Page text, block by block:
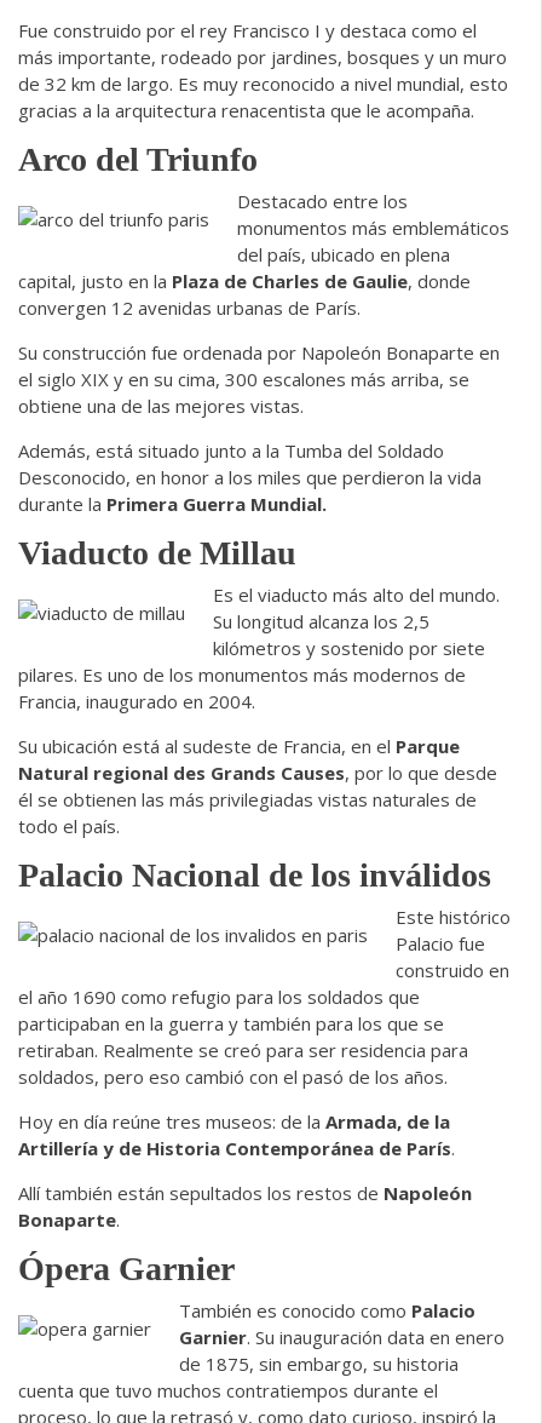
Fue construido por el rey Francisco I y destaca como el
más importante, rodeado por jardines, bosques y un muro
de 32 km de largo. Es muy reconocido a nivel mundial, esto
gracias a la arquitectura renacentista que le acompaña.
Arco del Triunfo
Destacado entre los
monumentos más emblemáticos
del país, ubicado en plena
capital, justo en la Plaza de Charles de Gaulie, donde
convergen 12 avenidas urbanas de París.
Su construcción fue ordenada por Napoleón Bonaparte en
el siglo XIX y en su cima, 300 escalones más arriba, se
obtiene una de las mejores vistas.
Además, está situado junto a la Tumba del Soldado
Desconocido, en honor a los miles que perdieron la vida
durante la Primera Guerra Mundial.
Viaducto de Millau
Es el viaducto más alto del mundo.
Su longitud alcanza los 2,5
kilómetros y sostenido por siete
pilares. Es uno de los monumentos más modernos de
Francia, inaugurado en 2004.
Su ubicación está al sudeste de Francia, en el Parque
Natural regional des Grands Causes, por lo que desde
él se obtienen las más privilegiadas vistas naturales de
todo el país.
Palacio Nacional de los inválidos
Este histórico
Palacio fue
construido en
el año 1690 como refugio para los soldados que
participaban en la guerra y también para los que se
retiraban. Realmente se creó para ser residencia para
soldados, pero eso cambió con el pasó de los años.
Hoy en día reúne tres museos: de la Armada, de la
Artillería y de Historia Contemporánea de París.
Allí también están sepultados los restos de Napoleón
Bonaparte.
Ópera Garnier
También es conocido como Palacio
Garnier. Su inauguración data en enero
de 1875, sin embargo, su historia
cuenta que tuvo muchos contratiempos durante el
proceso, lo que la retrasó y, como dato curioso, inspiró la